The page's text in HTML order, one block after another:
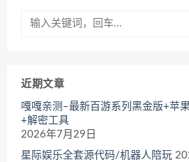
近期文章
嘎嘎亲测–最新百游系列黑金版+苹
+解密工具
2026年7月29日
星际娱乐全套源代码/机器人陪玩